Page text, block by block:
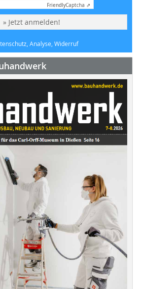
FriendlyCaptcha ⇗
» Jetzt anmelden!
Analyse, Widerruf